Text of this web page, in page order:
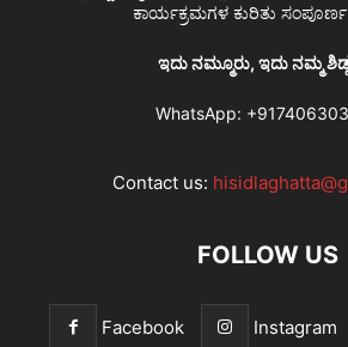
ಕಾರ್ಯಕ್ರಮಗಳ ಕುರಿತು
ಇದು ನಮ್ಮೂರು, ಇದು ನಮ್ಮ
WhatsApp:
Contact us:
FOLLOW US
Facebook Instagram